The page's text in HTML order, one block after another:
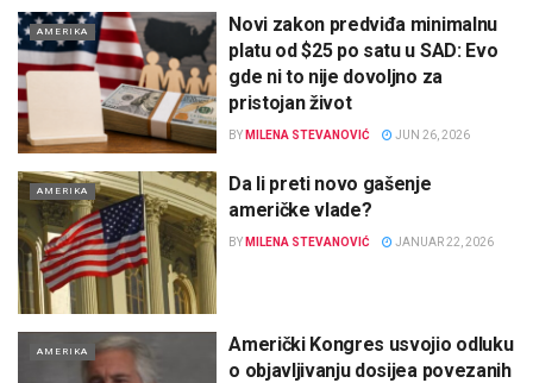
AMERIKA
Novi zakon predviđa minimalnu
platu od $25 po satu u SAD: Evo
gde ni to nije dovoljno za
pristojan život
BY MILENA STEVANOVIĆ JUN 26, 2026
AMERIKA
Da li preti novo gašenje
američke vlade?
BY MILENA STEVANOVIĆ JANUAR 22, 2026
AMERIKA
Američki Kongres usvojio odluku
o objavljivanju dosijea povezanih